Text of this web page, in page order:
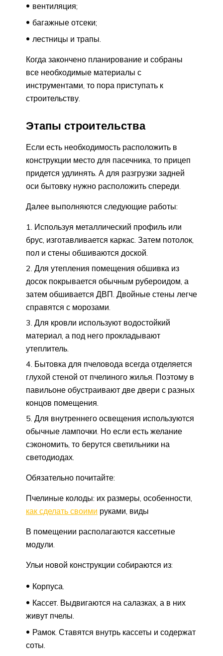
вентиляция;
багажные отсеки;
лестницы и трапы.
Когда закончено планирование и собраны
все необходимые материалы с
инструментами, то пора приступать к
строительству.
Этапы строительства
Если есть необходимость расположить в
конструкции место для пасечника, то прицеп
придется удлинять. А для разгрузки задней
оси бытовку нужно расположить спереди.
Далее выполняются следующие работы:
Используя металлический профиль или
брус, изготавливается каркас. Затем потолок,
пол и стены обшиваются доской.
Для утепления помещения обшивка из
досок покрывается обычным рубероидом, а
затем обшивается ДВП. Двойные стены легче
справятся с морозами.
Для кровли используют водостойкий
материал, а под него прокладывают
утеплитель.
Бытовка для пчеловода всегда отделяется
глухой стеной от пчелиного жилья. Поэтому в
павильоне обустраивают две двери с разных
концов помещения.
Для внутреннего освещения используются
обычные лампочки. Но если есть желание
сэкономить, то берутся светильники на
светодиодах.
Обязательно почитайте:
Пчелиные колоды: их размеры, особенности,
как сделать своими руками, виды
В помещении располагаются кассетные
модули.
Ульи новой конструкции собираются из:
Корпуса.
Кассет. Выдвигаются на салазках, а в них
живут пчелы.
Рамок. Ставятся внутрь кассеты и содержат
соты.